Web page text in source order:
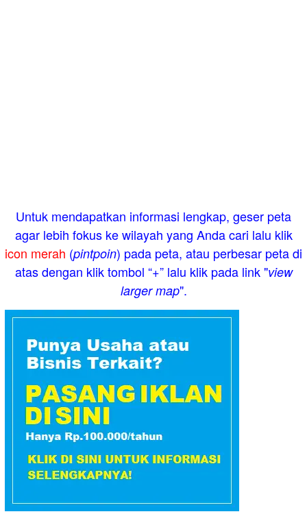
Untuk mendapatkan informasi lengkap, geser peta
agar lebih fokus ke wilayah yang Anda cari lalu klik
icon merah (pintpoin) pada peta, atau perbesar peta di
atas dengan klik tombol “+” lalu klik pada link "view
larger map".